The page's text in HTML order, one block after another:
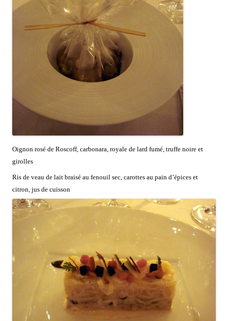
Oignon rosé de Roscoff, carbonara, royale de lard fumé, truffe noire et
girolles
Ris de veau de lait braisé au fenouil sec, carottes au pain d’épices et
citron, jus de cuisson